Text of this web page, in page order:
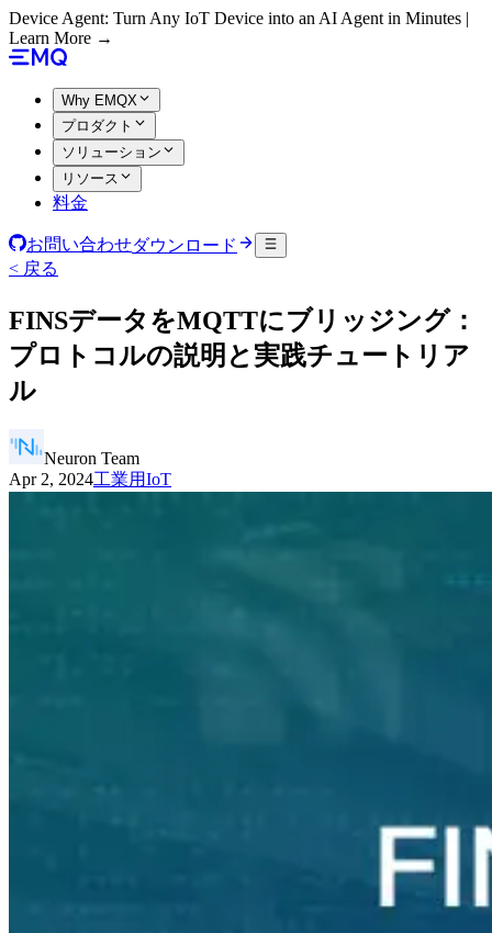
Device Agent: Turn Any IoT Device into an AI Agent in Minutes |
Learn More →
Why EMQX
プロダクト
ソリューション
リソース
料金
お問い合わせダウンロード
< 戻る
FINSデータをMQTTにブリッジング：
プロトコルの説明と実践チュートリア
ル
Neuron Team
Apr 2, 2024工業用IoT